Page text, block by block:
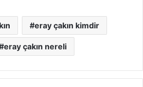
eray çakın kimdir
eray çakın nereli